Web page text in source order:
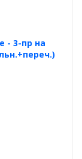
- 3-пр на